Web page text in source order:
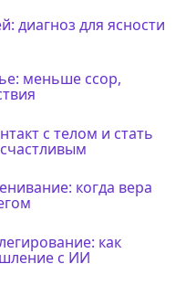
диагноз для ясности
меньше ссор,
с телом и стать
когда вера
как
с ИИ